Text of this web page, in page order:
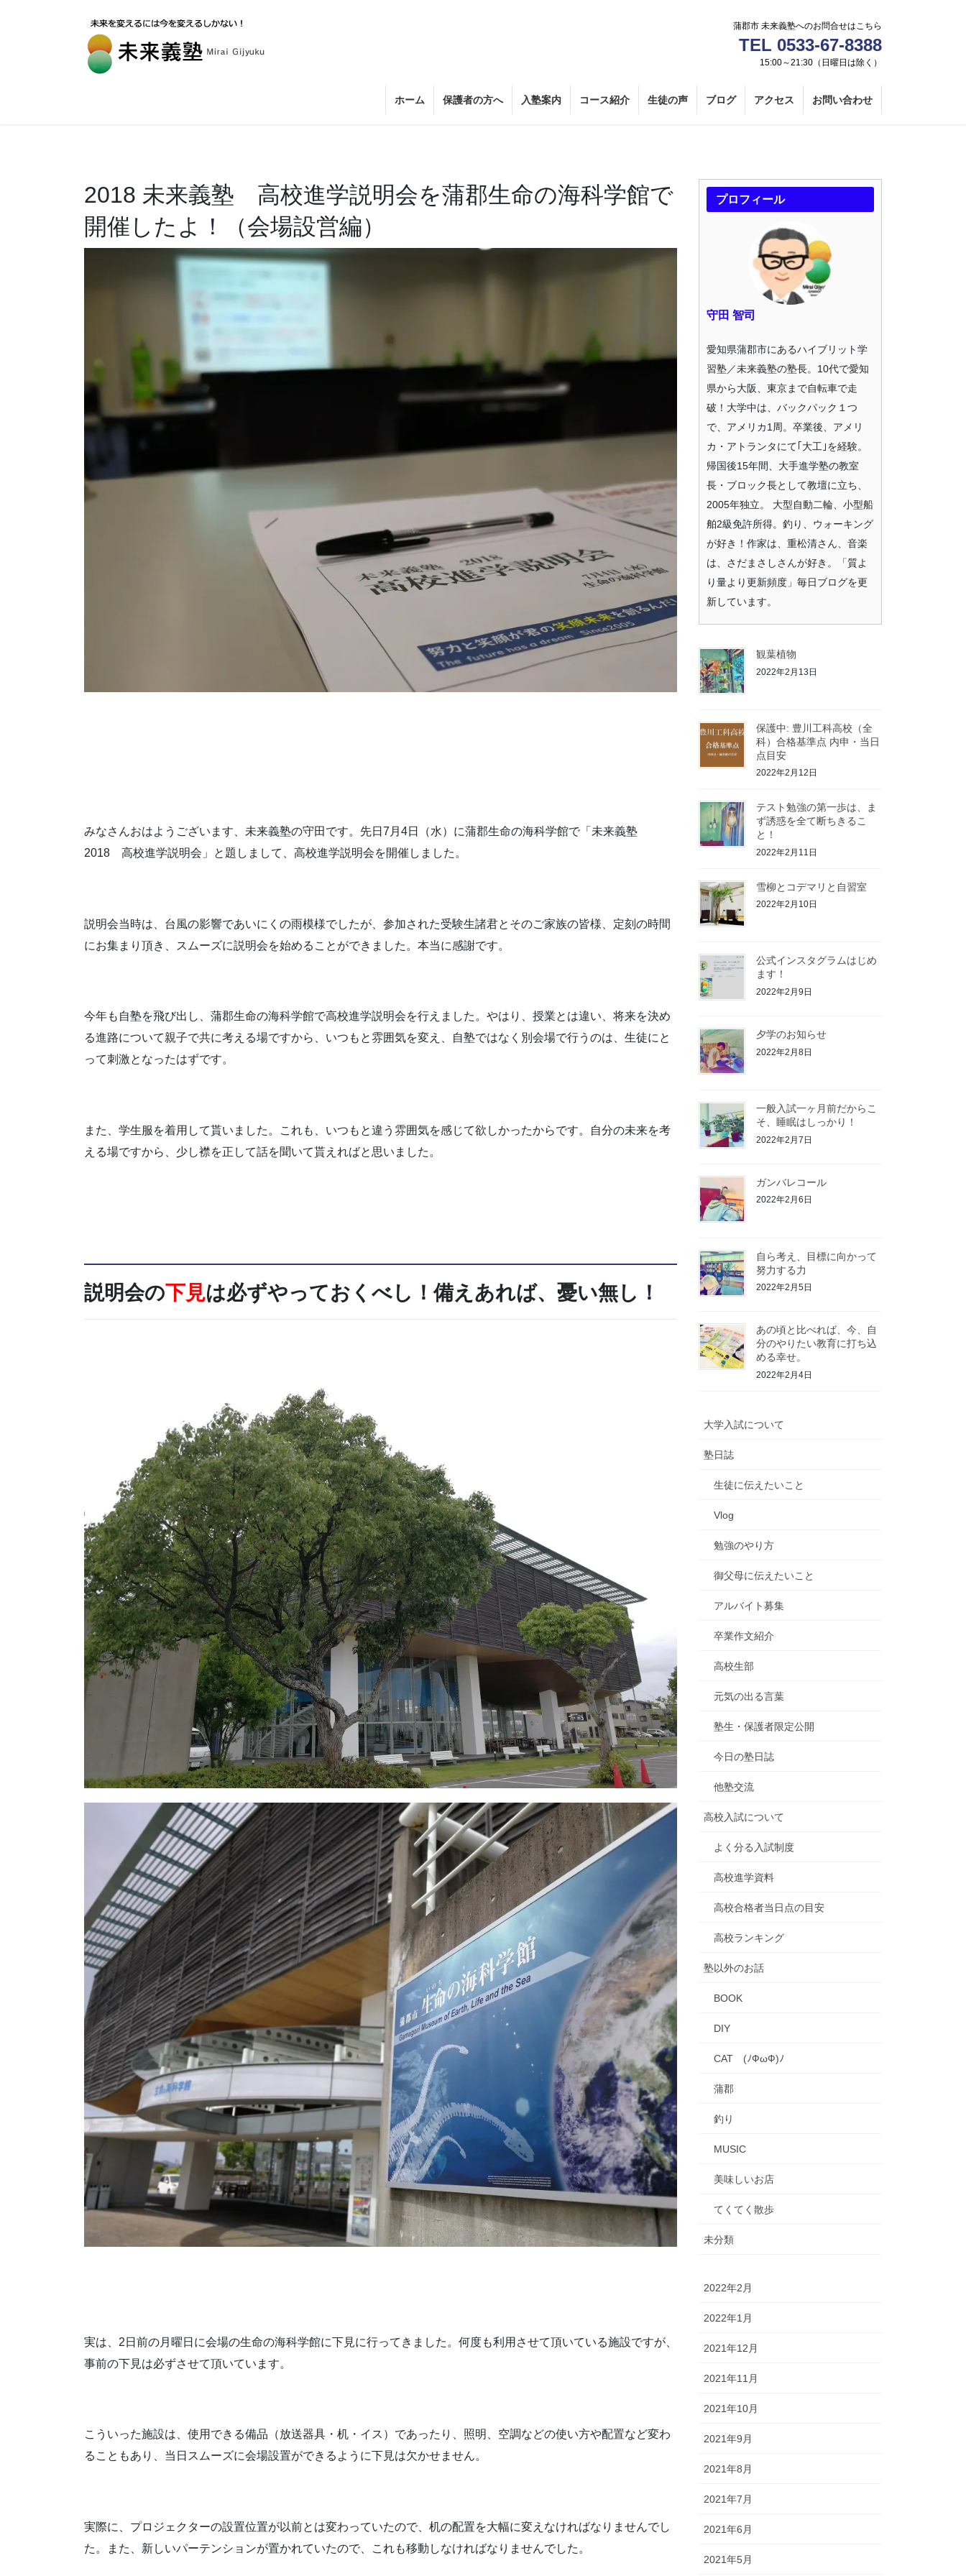
蒲郡市 未来義塾へのお問合せはこちら
TEL 0533-67-8388
15:00～21:30（日曜日は除く）
ホーム 保護者の方へ 入塾案内 コース紹介 生徒の声 ブログ アクセス お問い合わせ
2018 未来義塾 高校進学説明会を蒲郡生命の海科学館で
開催したよ！（会場設営編）
みなさんおはようございます、未来義塾の守田です。先日7月4日（水）に蒲郡生命の海科学館で「未来義塾
2018 高校進学説明会」と題しまして、高校進学説明会を開催しました。
説明会当時は、台風の影響であいにくの雨模様でしたが、参加された受験生諸君とそのご家族の皆様、定刻の時間
にお集まり頂き、スムーズに説明会を始めることができました。本当に感謝です。
今年も自塾を飛び出し、蒲郡生命の海科学館で高校進学説明会を行えました。やはり、授業とは違い、将来を決め
る進路について親子で共に考える場ですから、いつもと雰囲気を変え、自塾ではなく別会場で行うのは、生徒にと
って刺激となったはずです。
また、学生服を着用して貰いました。これも、いつもと違う雰囲気を感じて欲しかったからです。自分の未来を考
える場ですから、少し襟を正して話を聞いて貰えればと思いました。
説明会の下見は必ずやっておくべし！備えあれば、憂い無し！
実は、2日前の月曜日に会場の生命の海科学館に下見に行ってきました。何度も利用させて頂いている施設ですが、
事前の下見は必ずさせて頂いています。
こういった施設は、使用できる備品（放送器具・机・イス）であったり、照明、空調などの使い方や配置など変わ
ることもあり、当日スムーズに会場設置ができるように下見は欠かせません。
実際に、プロジェクターの設置位置が以前とは変わっていたので、机の配置を大幅に変えなければなりませんでし
た。また、新しいパーテンションが置かれていたので、これも移動しなければなりませんでした。
プロフィール
守田 智司
愛知県蒲郡市にあるハイブリット学
習塾／未来義塾の塾長。10代で愛知
県から大阪、東京まで自転車で走
破！大学中は、バックパック１つ
で、アメリカ1周。卒業後、アメリ
カ・アトランタにて｢大工｣を経験。
帰国後15年間、大手進学塾の教室
長・ブロック長として教壇に立ち、
2005年独立。 大型自動二輪、小型船
舶2級免許所得。釣り、ウォーキング
が好き！作家は、重松清さん、音楽
は、さだまさしさんが好き。「質よ
り量より更新頻度」毎日ブログを更
新しています。
観葉植物
2022年2月13日
保護中: 豊川工科高校（全
科）合格基準点 内申・当日
点目安
2022年2月12日
テスト勉強の第一歩は、ま
ず誘惑を全て断ちきるこ
と！
2022年2月11日
雪柳とコデマリと自習室
2022年2月10日
公式インスタグラムはじめ
ます！
2022年2月9日
夕学のお知らせ
2022年2月8日
一般入試一ヶ月前だからこ
そ、睡眠はしっかり！
2022年2月7日
ガンバレコール
2022年2月6日
自ら考え、目標に向かって
努力する力
2022年2月5日
あの頃と比べれば、今、自
分のやりたい教育に打ち込
める幸せ。
2022年2月4日
大学入試について
塾日誌
生徒に伝えたいこと
Vlog
勉強のやり方
御父母に伝えたいこと
アルバイト募集
卒業作文紹介
高校生部
元気の出る言葉
塾生・保護者限定公開
今日の塾日誌
他塾交流
高校入試について
よく分る入試制度
高校進学資料
高校合格者当日点の目安
高校ランキング
塾以外のお話
BOOK
DIY
CAT (ﾉФωФ)ﾉ
蒲郡
釣り
MUSIC
美味しいお店
てくてく散歩
未分類
2022年2月
2022年1月
2021年12月
2021年11月
2021年10月
2021年9月
2021年8月
2021年7月
2021年6月
2021年5月